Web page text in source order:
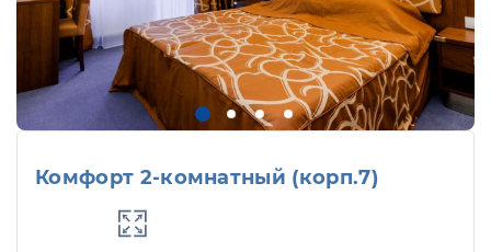
Комфорт 2-комнатный (корп.7)